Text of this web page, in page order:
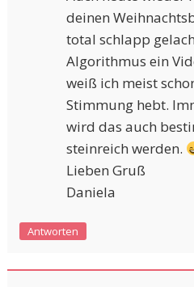
deinen
total schlapp
Algorithmus ein
weiß ich meist
Stimmung hebt.
wird das auch
steinreich werden.
Lieben Gruß
Daniela
Antworten